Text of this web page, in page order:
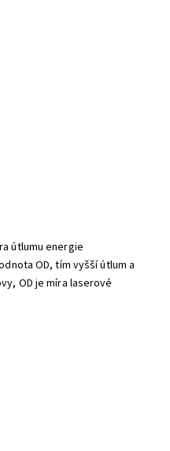
útlumu energie
OD, tím vyšší útlum a
OD je míra laserové